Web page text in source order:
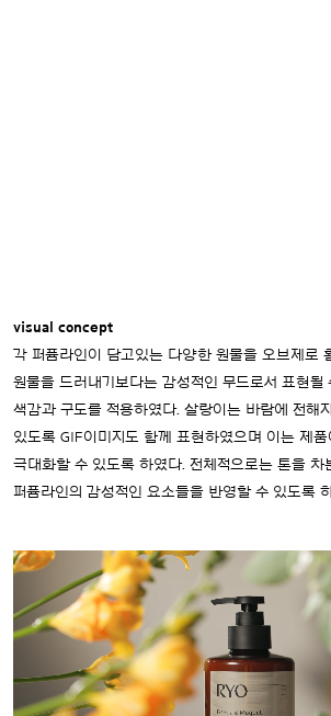
visual concept
각 퍼퓸라인이 담고있는 다양한 원물을 오브제로
원물을 드러내기보다는 감성적인 무드로서 표현될
색감과 구도를 적용하였다. 살랑이는 바람에 전해
있도록 GIF이미지도 함께 표현하였으며 이는 제
극대화할 수 있도록 하였다. 전체적으로는 톤을 차
퍼퓸라인의 감성적인 요소들을 반영할 수 있도록